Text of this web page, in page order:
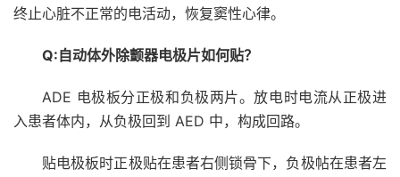
终止心脏不正常的电活动，恢复窦性心律。
Q:自动体外除颤器电极片如何贴？
ADE 电极板分正极和负极两片。放电时电流从正极进
入患者体内，从负极回到 AED 中，构成回路。
贴电极板时正极贴在患者右侧锁骨下，负极帖在患者左